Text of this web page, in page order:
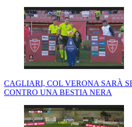
CAGLIARI, COL VERONA SARÀ
CONTRO UNA BESTIA NERA